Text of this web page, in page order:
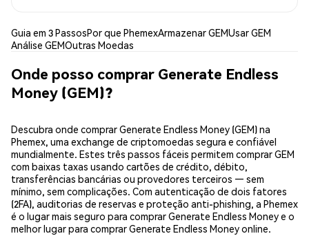
Guia em 3 PassosPor que PhemexArmazenar GEMUsar GEM
Análise GEMOutras Moedas
Onde posso comprar Generate Endless
Money (GEM)?
Descubra onde comprar Generate Endless Money (GEM) na
Phemex, uma exchange de criptomoedas segura e confiável
mundialmente. Estes três passos fáceis permitem comprar GEM
com baixas taxas usando cartões de crédito, débito,
transferências bancárias ou provedores terceiros — sem
mínimo, sem complicações. Com autenticação de dois fatores
(2FA), auditorias de reservas e proteção anti-phishing, a Phemex
é o lugar mais seguro para comprar Generate Endless Money e o
melhor lugar para comprar Generate Endless Money online.